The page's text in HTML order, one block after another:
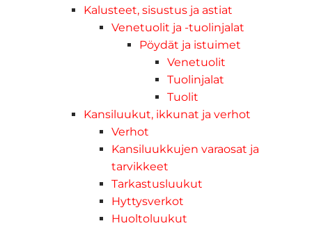
Kalusteet, sisustus ja astiat
Venetuolit ja -tuolinjalat
Pöydät ja istuimet
Venetuolit
Tuolinjalat
Tuolit
Kansiluukut, ikkunat ja verhot
Verhot
Kansiluukkujen varaosat ja
tarvikkeet
Tarkastusluukut
Hyttysverkot
Huoltoluukut